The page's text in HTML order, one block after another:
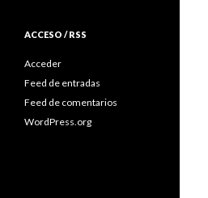
ACCESO / RSS
Acceder
Feed de entradas
Feed de comentarios
WordPress.org